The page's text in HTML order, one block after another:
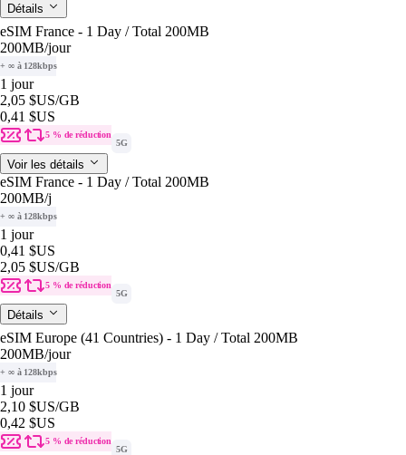
Détails
eSIM France - 1 Day / Total 200MB
200MB/jour
+ ∞ à 128kbps
1 jour
2,05 $US/GB
0,41 $US
5 % de réduction
5G
Voir les détails
eSIM France - 1 Day / Total 200MB
200MB/j
+ ∞ à 128kbps
1 jour
0,41 $US
2,05 $US/GB
5 % de réduction
5G
Détails
eSIM Europe (41 Countries) - 1 Day / Total 200MB
200MB/jour
+ ∞ à 128kbps
1 jour
2,10 $US/GB
0,42 $US
5 % de réduction
5G